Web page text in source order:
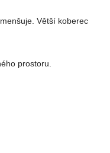
Větší koberec
prostoru.